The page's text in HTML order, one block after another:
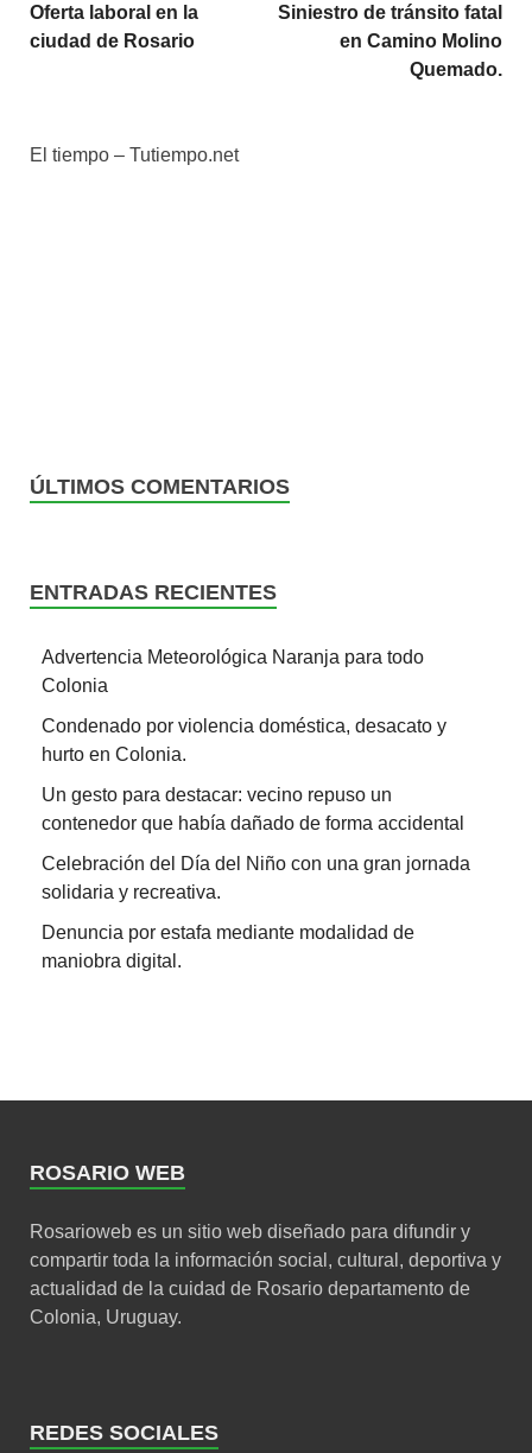
Oferta laboral en la
ciudad de Rosario
Siniestro de tránsito fatal
en Camino Molino
Quemado.
El tiempo – Tutiempo.net
ÚLTIMOS COMENTARIOS
ENTRADAS RECIENTES
Advertencia Meteorológica Naranja para todo
Colonia
Condenado por violencia doméstica, desacato y
hurto en Colonia.
Un gesto para destacar: vecino repuso un
contenedor que había dañado de forma accidental
Celebración del Día del Niño con una gran jornada
solidaria y recreativa.
Denuncia por estafa mediante modalidad de
maniobra digital.
ROSARIO WEB
Rosarioweb es un sitio web diseñado para difundir y
compartir toda la información social, cultural, deportiva y
actualidad de la cuidad de Rosario departamento de
Colonia, Uruguay.
REDES SOCIALES